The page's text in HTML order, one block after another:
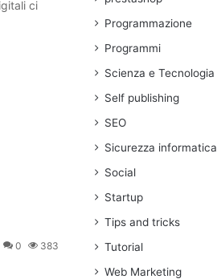
ci
0 383
Programmazione
Programmi
Scienza e Tecnologia
Self publishing
SEO
Sicurezza informatica
Social
Startup
Tips and tricks
Tutorial
Web Marketing